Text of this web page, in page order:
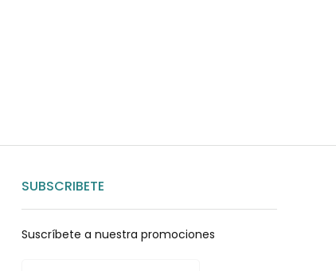
SUBSCRIBETE
Suscríbete a nuestra promociones